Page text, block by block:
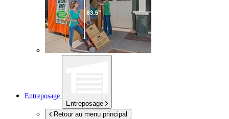
Entreposage
Entreposage
Retour au menu principal